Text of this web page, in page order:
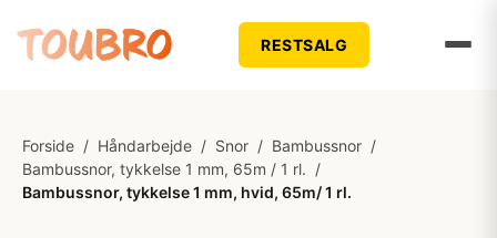
RESTSALG
Forside / Håndarbejde / Snor / Bambussnor /
Bambussnor, tykkelse 1 mm, 65m / 1 rl. /
Bambussnor, tykkelse 1 mm, hvid, 65m/ 1 rl.